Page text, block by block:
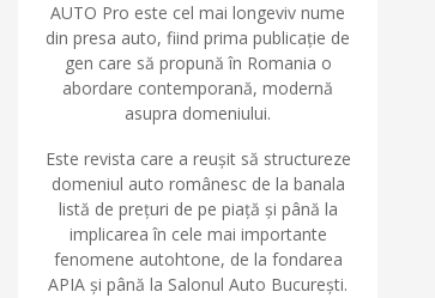
AUTO Pro este cel mai longeviv nume
din presa auto, fiind prima publicație de
gen care să propună în Romania o
abordare contemporană, modernă
asupra domeniului.
Este revista care a reușit să structureze
domeniul auto românesc de la banala
listă de prețuri de pe piață și până la
implicarea în cele mai importante
fenomene autohtone, de la fondarea
APIA și până la Salonul Auto București.